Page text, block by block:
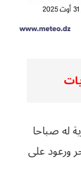
له صباحا
ورعود على